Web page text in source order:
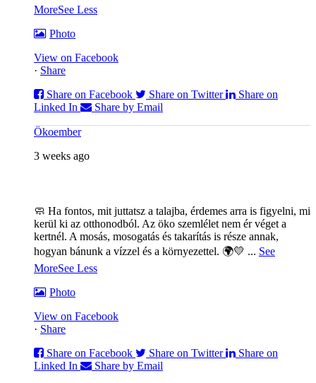
MoreSee Less
Photo
View on Facebook
· Share
Share on Facebook
Share on Twitter
Share on
Linked In
Share by Email
Ökoember
3 weeks ago
🧼 Ha fontos, mit juttatsz a talajba, érdemes arra is figyelni, mi
kerül ki az otthonodból. Az öko szemlélet nem ér véget a
kertnél. A mosás, mosogatás és takarítás is része annak,
hogyan bánunk a vízzel és a környezettel. 🌍💛 ... See
MoreSee Less
Photo
View on Facebook
· Share
Share on Facebook
Share on Twitter
Share on
Linked In
Share by Email